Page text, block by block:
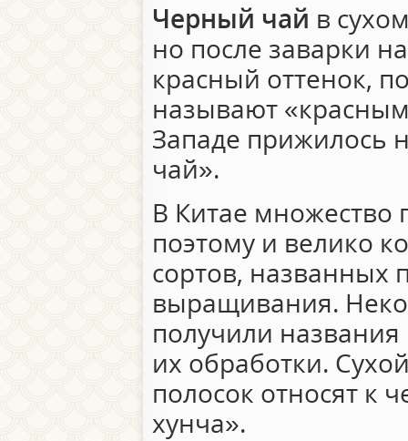
Черный чай в
но после заварки
красный оттенок,
называют
Западе прижилось
чай».
В Китае множество
поэтому и велико
сортов, названных
выращивания.
получили
их обработки.
полосок относят к
хунча».